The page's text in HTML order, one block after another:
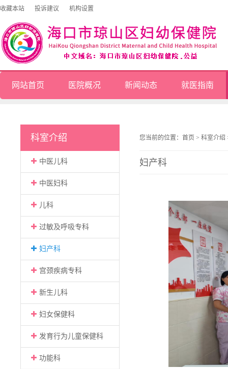
收藏本站 投诉建议 机构设置
网站首页 医院概况 新闻动态 就医指南
科室介绍
中医儿科
中医妇科
儿科
过敏及呼吸专科
妇产科
宫颈疾病专科
新生儿科
妇女保健科
发育行为儿童保健科
功能科
您当前的位置： 首页 > 科室介绍
妇产科